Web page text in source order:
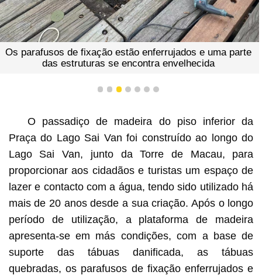
Os parafusos de fixação estão enferrujados e uma parte
das estruturas se encontra envelhecida
1 2 3 4 5 6 7
O passadiço de madeira do piso inferior da
Praça do Lago Sai Van foi construído ao longo do
Lago Sai Van, junto da Torre de Macau, para
proporcionar aos cidadãos e turistas um espaço de
lazer e contacto com a água, tendo sido utilizado há
mais de 20 anos desde a sua criação. Após o longo
período de utilização, a plataforma de madeira
apresenta-se em más condições, com a base de
suporte das tábuas danificada, as tábuas
quebradas, os parafusos de fixação enferrujados e